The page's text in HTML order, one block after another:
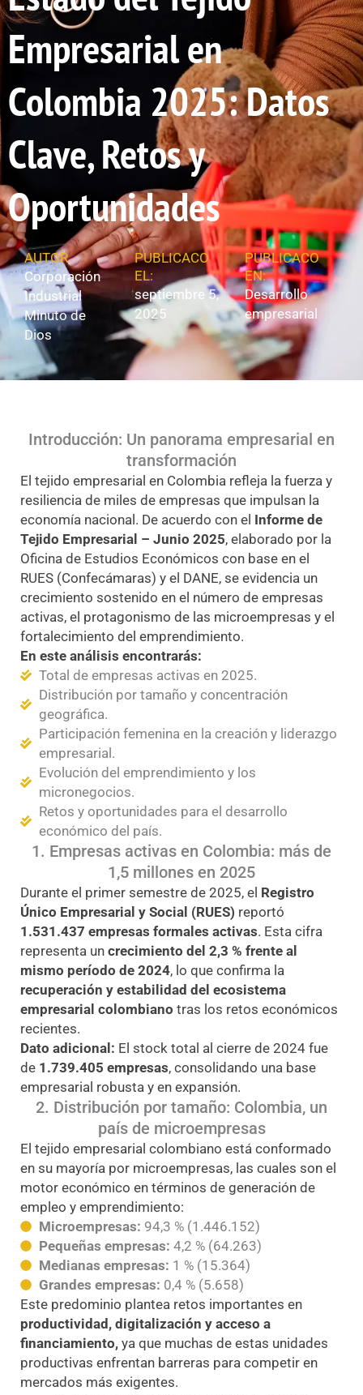
Empresarial en
Colombia 2025: Datos
Clave, Retos y
Oportunidades
AUTOR
Corporación
Industrial
Minuto de
Dios
PUBLICACO
EL:
septiembre 5,
2025
PUBLICACO
EN:
Desarrollo
empresarial
Introducción: Un panorama empresarial en
transformación
El tejido empresarial en Colombia refleja la fuerza y
resiliencia de miles de empresas que impulsan la
economía nacional. De acuerdo con el Informe de
Tejido Empresarial – Junio 2025, elaborado por la
Oficina de Estudios Económicos con base en el
RUES (Confecámaras) y el DANE, se evidencia un
crecimiento sostenido en el número de empresas
activas, el protagonismo de las microempresas y el
fortalecimiento del emprendimiento.
En este análisis encontrarás:
Total de empresas activas en 2025.
Distribución por tamaño y concentración
geográfica.
Participación femenina en la creación y liderazgo
empresarial.
Evolución del emprendimiento y los
micronegocios.
Retos y oportunidades para el desarrollo
económico del país.
1. Empresas activas en Colombia: más de
1,5 millones en 2025
Durante el primer semestre de 2025, el Registro
Único Empresarial y Social (RUES) reportó
1.531.437 empresas formales activas. Esta cifra
representa un crecimiento del 2,3 % frente al
mismo período de 2024, lo que confirma la
recuperación y estabilidad del ecosistema
empresarial colombiano tras los retos económicos
recientes.
Dato adicional: El stock total al cierre de 2024 fue
de 1.739.405 empresas, consolidando una base
empresarial robusta y en expansión.
2. Distribución por tamaño: Colombia, un
país de microempresas
El tejido empresarial colombiano está conformado
en su mayoría por microempresas, las cuales son el
motor económico en términos de generación de
empleo y emprendimiento:
Microempresas: 94,3 % (1.446.152)
Pequeñas empresas: 4,2 % (64.263)
Medianas empresas: 1 % (15.364)
Grandes empresas: 0,4 % (5.658)
Este predominio plantea retos importantes en
productividad, digitalización y acceso a
financiamiento, ya que muchas de estas unidades
productivas enfrentan barreras para competir en
mercados más exigentes.